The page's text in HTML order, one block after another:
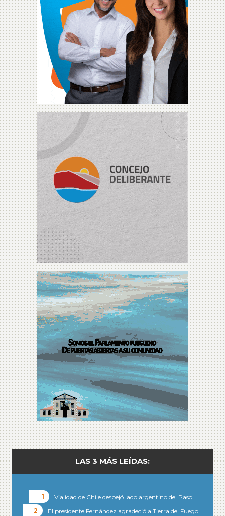
LAS 3 MÁS LEÍDAS:
Vialidad de Chile despejó lado argentino del Paso…
El presidente Fernández agradeció a Tierra del Fuego…